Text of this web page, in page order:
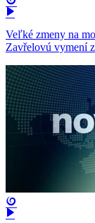
Veľké zmeny na
Zavřelovú vymení